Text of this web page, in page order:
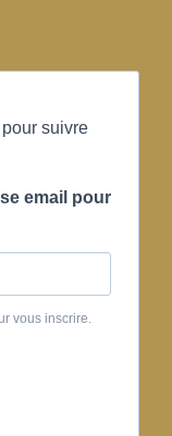
suivre
email pour
vous inscrire.